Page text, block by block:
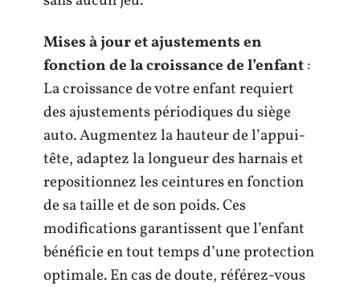
Mises à jour et ajustements en
fonction de la croissance de l’enfant:
La croissance de votre enfant requiert
des ajustements périodiques du siège
auto. Augmentez la hauteur de l’appui-
tête, adaptez la longueur des harnais et
repositionnez les ceintures en fonction
de sa taille et de son poids. Ces
modifications garantissent que l’enfant
bénéficie en tout temps d’une protection
optimale. En cas de doute, référez-vous